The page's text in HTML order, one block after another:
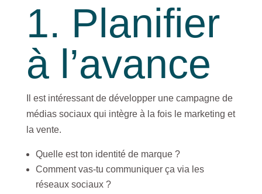
1. Planifier
à l’avance
Il est intéressant de développer une campagne de
médias sociaux qui intègre à la fois le marketing et
la vente.
Quelle est ton identité de marque ?
Comment vas-tu communiquer ça via les
réseaux sociaux ?